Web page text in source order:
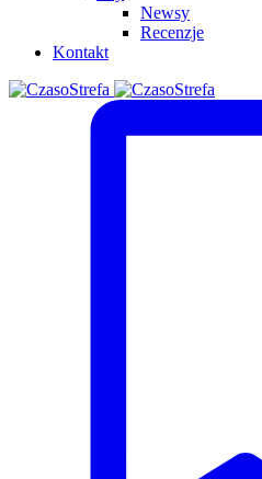
Newsy
Recenzje
Kontakt